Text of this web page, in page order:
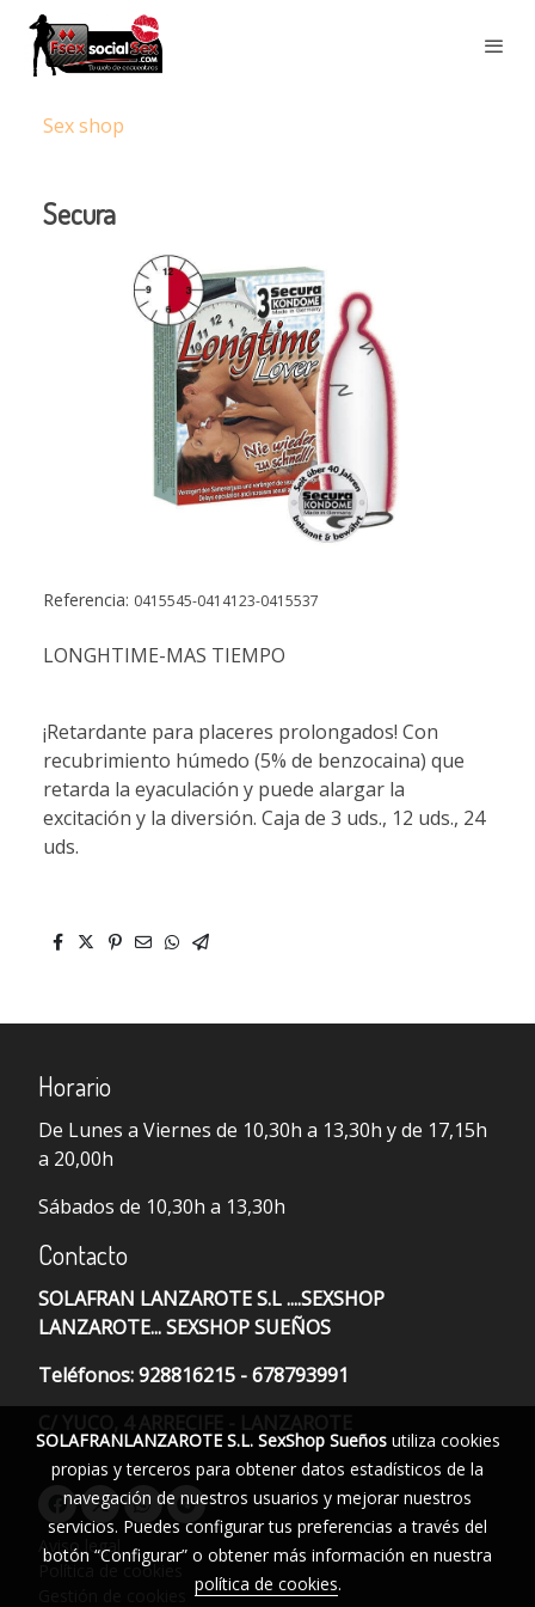
Sex shop
Secura
Referencia: 0415545-0414123-0415537
LONGHTIME-MAS TIEMPO
¡Retardante para placeres prolongados! Con
recubrimiento húmedo (5% de benzocaina) que
retarda la eyaculación y puede alargar la
excitación y la diversión. Caja de 3 uds., 12 uds., 24
uds.
Horario
De Lunes a Viernes de 10,30h a 13,30h y de 17,15h
a 20,00h
Sábados de 10,30h a 13,30h
Contacto
SOLAFRAN LANZAROTE S.L ....SEXSHOP
LANZAROTE... SEXSHOP SUEÑOS
Teléfonos: 928816215 - 678793991
Aviso legal
Política de cookies
SOLAFRANLANZAROTE S.L. SexShop Sueñosutiliza cookies
propias y terceros para obtener datos estadísticos de la
navegación de nuestros usuarios y mejorar nuestros
servicios. Puedes configurar tus preferencias a través del
botón “Configurar” o obtener más información en nuestra
política de cookies.